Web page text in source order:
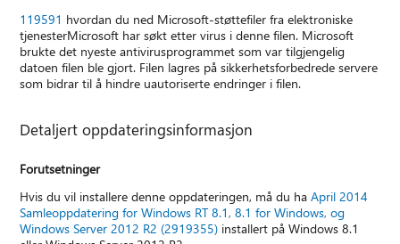
119591 hvordan du ned Microsoft-støttefiler fra elektroniske
tjenesterMicrosoft har søkt etter virus i denne filen. Microsoft
brukte det nyeste antivirusprogrammet som var tilgjengelig
datoen filen ble gjort. Filen lagres på sikkerhetsforbedrede servere
som bidrar til å hindre uautoriserte endringer i filen.
Detaljert oppdateringsinformasjon
Forutsetninger
Hvis du vil installere denne oppdateringen, må du haApril 2014
Samleoppdatering for Windows RT 8.1, 8.1 for Windows, og
Windows Server 2012 R2 (2919355) installert på Windows 8.1